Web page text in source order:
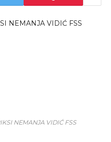
NEMANJA VIDIĆ FSS